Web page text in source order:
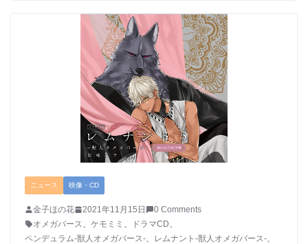
ニュース 映像・CD
金子ほの花 2021年11月15日
0 Comments
オメガバース
ケモミミ ドラマCD
ペンデュラム-獣人オメガバース-
レムナント-獣人オメガバース-